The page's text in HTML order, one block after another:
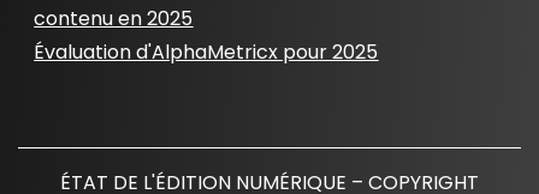
contenu en 2025
Évaluation d'AlphaMetricx pour 2025
ÉTAT DE L'ÉDITION NUMÉRIQUE – COPYRIGHT